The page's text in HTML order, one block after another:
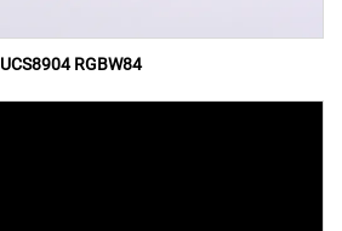
UCS8904 RGBW84